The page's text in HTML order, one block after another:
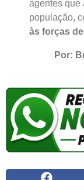
agentes que
população,
às forças
Por: